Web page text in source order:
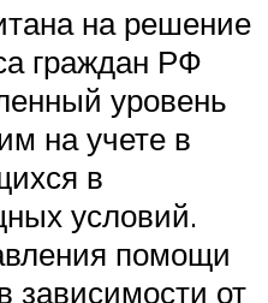
на решение
граждан РФ
уровень
на учете в
в
условий.
помощи
зависимости от